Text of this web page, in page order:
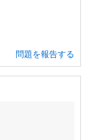
問題を報告する